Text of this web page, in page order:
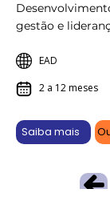
gestão e
EAD
2 a 12 meses
Saiba mais